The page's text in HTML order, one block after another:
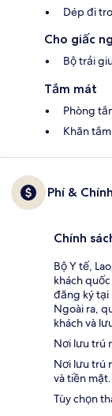
Dép đi
Cho giấc
Bộ trải
Tắm mát
Phòng
Khăn tắm
Phí &
Chính
Bộ Y tế,
khách
đăng ký tại
Ngoài ra,
khách và
Nơi lưu trú
Nơi lưu trú
và tiền mặt.
Tùy chọn